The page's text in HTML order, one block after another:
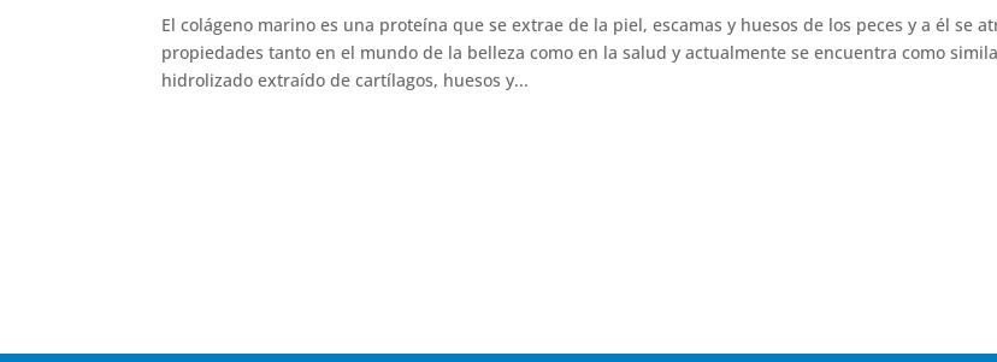
El colágeno marino es una proteína que se extrae de la piel, escamas y huesos de los peces y a él se
propiedades tanto en el mundo de la belleza como en la salud y actualmente se encuentra como
hidrolizado extraído de cartílagos, huesos y...